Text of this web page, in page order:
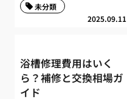
2025.09.11
未分類
浴槽修理費用はいく
ら？補修と交換相場ガ
イド